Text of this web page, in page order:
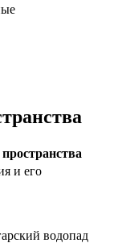
и его
водопад